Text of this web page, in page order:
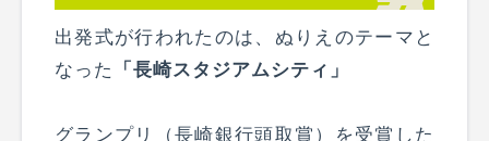
出発式が行われたのは、ぬりえのテーマと
なった
「長崎スタジアムシティ」
グランプリ（長崎銀行頭取賞）を受賞した